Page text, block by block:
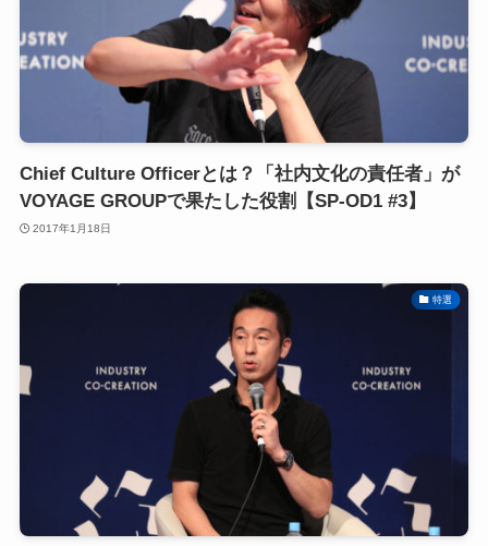
Chief Culture Officerとは？「社内文化の責任者」が
VOYAGE GROUPで果たした役割【SP-OD1 #3】
2017年1月18日
特選